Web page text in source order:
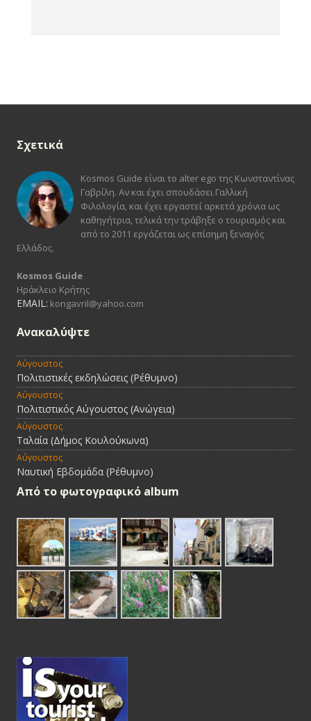
Σχετικά
Kosmos Guide είναι το alter ego της Κωνσταντίνας
Γαβρίλη. Αν και έχει σπουδάσει Γαλλική
Φιλολογία, και έχει εργαστεί αρκετά χρόνια ως
καθηγήτρια, τελικά την τράβηξε ο τουρισμός και
από το 2011 εργάζεται ως επίσημη ξεναγός
Ελλάδος.
Kosmos Guide
Ηράκλειο Κρήτης
EMAIL: kongavril@yahoo.com
Ανακαλύψτε
Αύγουστος
Πολιτιστικές εκδηλώσεις (Ρέθυμνο)
Αύγουστος
Πολιτιστικός Αύγουστος (Ανώγεια)
Αύγουστος
Ταλαία (Δήμος Κουλούκωνα)
Αύγουστος
Ναυτική Εβδομάδα (Ρέθυμνο)
Από τo φωτογραφικό album